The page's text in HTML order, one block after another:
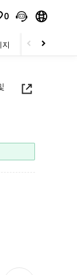
0
지 스포츠 & 아웃